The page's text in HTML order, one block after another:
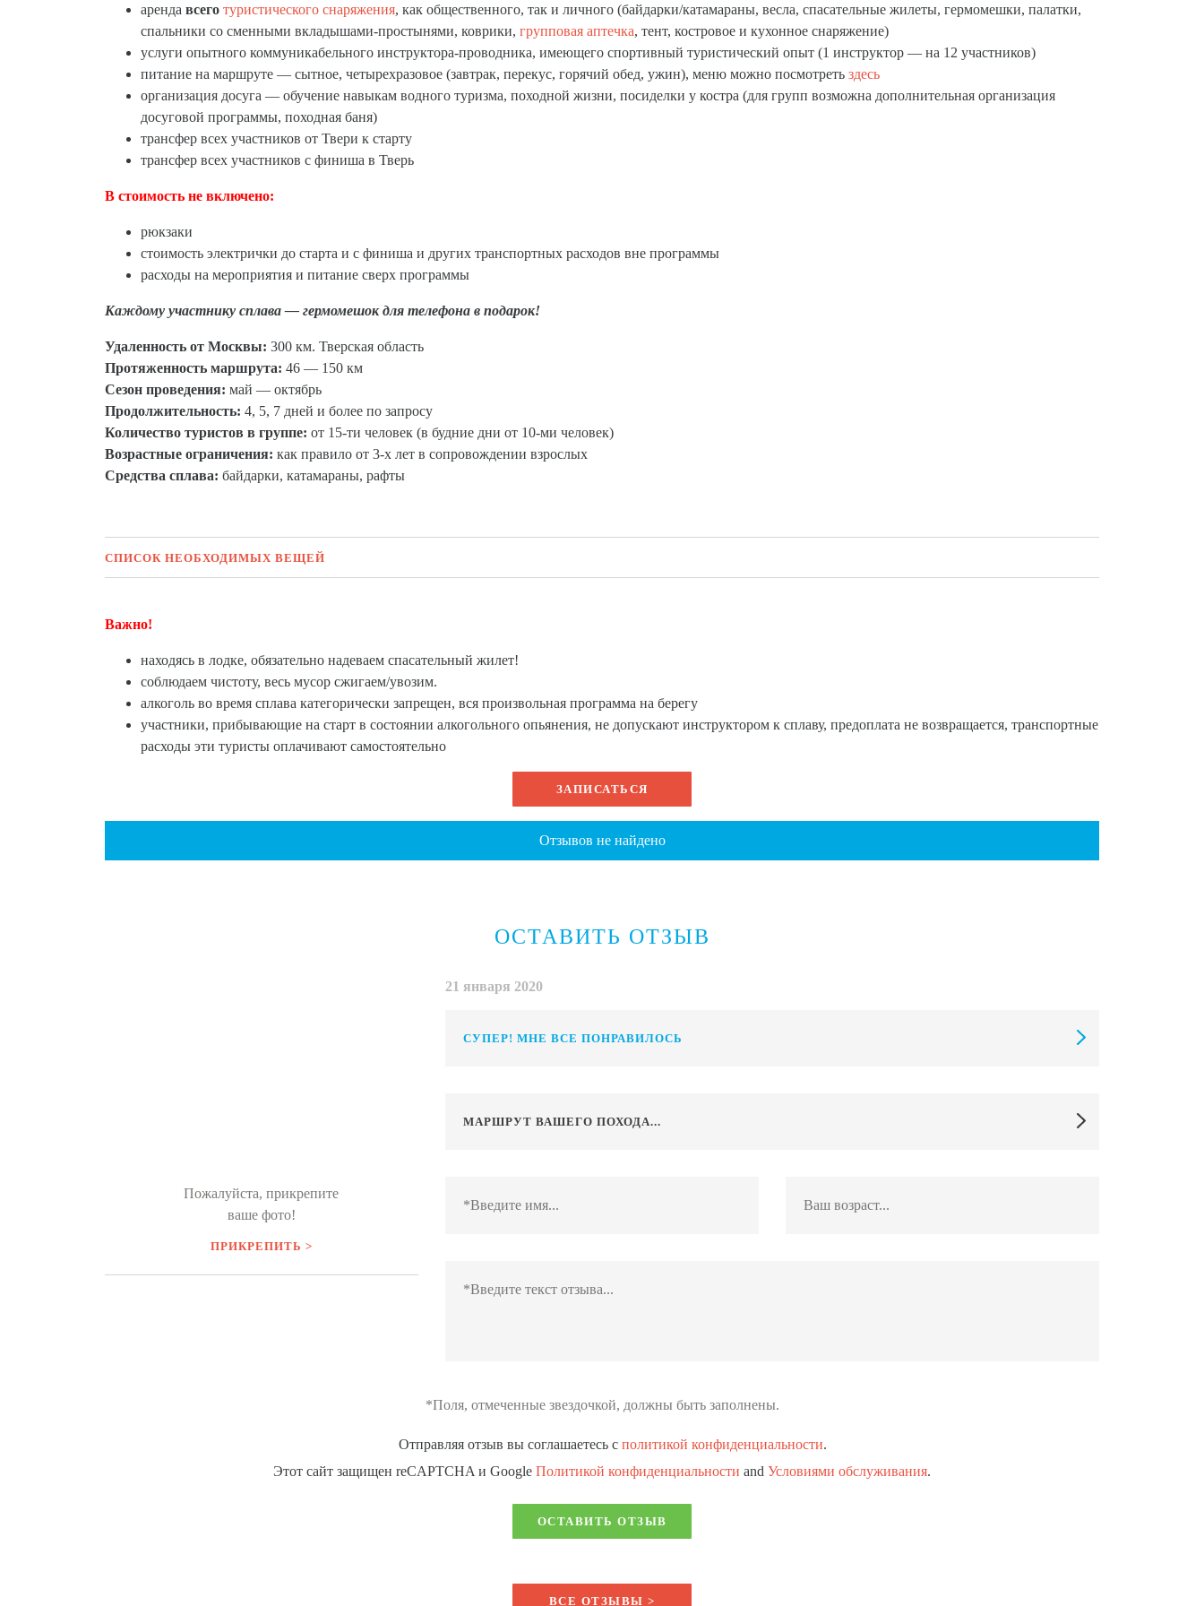
аренда всего туристического снаряжения, как общественного, так и личного (байдарки/катамараны, весла, спасательные жилеты, гермомешки, палатки,
спальники со сменными вкладышами-простынями, коврики, групповая аптечка, тент, костровое и кухонное снаряжение)
услуги опытного коммуникабельного инструктора-проводника, имеющего спортивный туристический опыт (1 инструктор — на 12 участников)
питание на маршруте — сытное, четырехразовое (завтрак, перекус, горячий обед, ужин), меню можно посмотреть здесь
организация досуга — обучение навыкам водного туризма, походной жизни, посиделки у костра (для групп возможна дополнительная организация
досуговой программы, походная баня)
трансфер всех участников от Твери к старту
трансфер всех участников с финиша в Тверь
В стоимость не включено:
рюкзаки
стоимость электрички до старта и с финиша и других транспортных расходов вне программы
расходы на мероприятия и питание сверх программы
Каждому участнику сплава — гермомешок для телефона в подарок!
Удаленность от Москвы: 300 км. Тверская область
Протяженность маршрута: 46 — 150 км
Сезон проведения: май — октябрь
Продолжительность: 4, 5, 7 дней и более по запросу
Количество туристов в группе: от 15-ти человек (в будние дни от 10-ми человек)
Возрастные ограничения: как правило от 3-х лет в сопровождении взрослых
Средства сплава: байдарки, катамараны, рафты
СПИСОК НЕОБХОДИМЫХ ВЕЩЕЙ
Важно!
находясь в лодке, обязательно надеваем спасательный жилет!
соблюдаем чистоту, весь мусор сжигаем/увозим.
алкоголь во время сплава категорически запрещен, вся произвольная программа на берегу
участники, прибывающие на старт в состоянии алкогольного опьянения, не допускают инструктором к сплаву, предоплата не возвращается, транспортные
расходы эти туристы оплачивают самостоятельно
ЗАПИСАТЬСЯ
Отзывов не найдено
ОСТАВИТЬ ОТЗЫВ
Пожалуйста, прикрепите
ваше фото!
ПРИКРЕПИТЬ >
21 января 2020
СУПЕР! МНЕ ВСЕ ПОНРАВИЛОСЬ
МАРШРУТ ВАШЕГО ПОХОДА...
*Поля, отмеченные звездочкой, должны быть заполнены.
Отправляя отзыв вы соглашаетесь с политикой конфиденциальности.
Этот сайт защищен reCAPTCHA и Google Политикой конфиденциальности and Условиями обслуживания.
ОСТАВИТЬ ОТЗЫВ
ВСЕ ОТЗЫВЫ >